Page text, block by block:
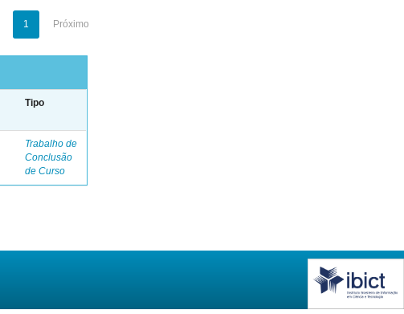
1 Próximo
Tipo
Trabalho de
Conclusão
de Curso